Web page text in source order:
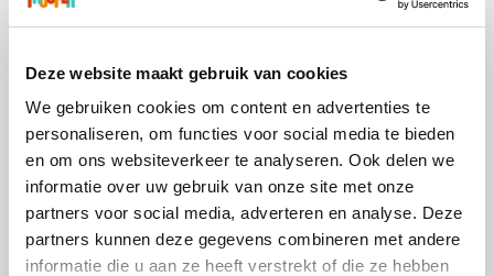
Deze website maakt gebruik van cookies
We gebruiken cookies om content en advertenties te
personaliseren, om functies voor social media te bieden
en om ons websiteverkeer te analyseren. Ook delen we
informatie over uw gebruik van onze site met onze
partners voor social media, adverteren en analyse. Deze
partners kunnen deze gegevens combineren met andere
informatie die u aan ze heeft verstrekt of die ze hebben
Vidaxl Lampenlicht.be Adidas Hotels.com
DectDirect